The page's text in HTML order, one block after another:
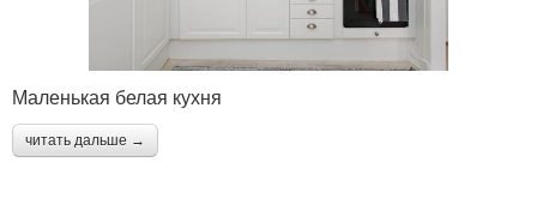
Маленькая белая кухня
читать дальше →